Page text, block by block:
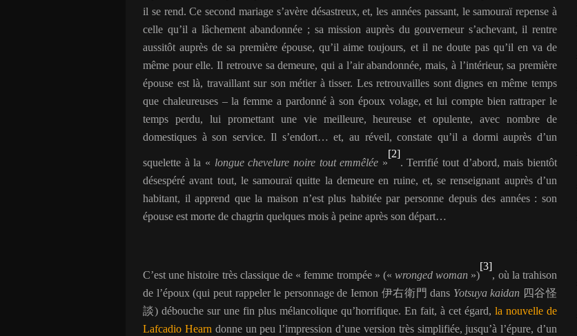
il se rend. Ce second mariage s’avère désastreux, et, les années passant, le samouraï repense à
celle qu’il a lâchement abandonnée ; sa mission auprès du gouverneur s’achevant, il rentre
aussitôt auprès de sa première épouse, qu’il aime toujours, et il ne doute pas qu’il en va de
même pour elle. Il retrouve sa demeure, qui a l’air abandonnée, mais, à l’intérieur, sa première
épouse est là, travaillant sur son métier à tisser. Les retrouvailles sont dignes en même temps
que chaleureuses – la femme a pardonné à son époux volage, et lui compte bien rattraper le
temps perdu, lui promettant une vie meilleure, heureuse et opulente, avec nombre de
domestiques à son service. Il s’endort… et, au réveil, constate qu’il a dormi auprès d’un
squelette à la « longue chevelure noire tout emmêlée »
[2]
. Terrifié tout d’abord, mais bientôt
désespéré avant tout, le samouraï quitte la demeure en ruine, et, se renseignant auprès d’un
habitant, il apprend que la maison n’est plus habitée par personne depuis des années : son
épouse est morte de chagrin quelques mois à peine après son départ…
C’est une histoire très classique de « femme trompée » («wronged woman »)
[3]
, où la trahison
de l’époux (qui peut rappeler le personnage de Iemon 伊右衛門 dans Yotsuya kaidan 四谷怪
談) débouche sur une fin plus mélancolique qu’horrifique. En fait, à cet égard, la nouvelle de
Lafcadio Hearn donne un peu l’impression d’une version très simplifiée, jusqu’à l’épure, d’un